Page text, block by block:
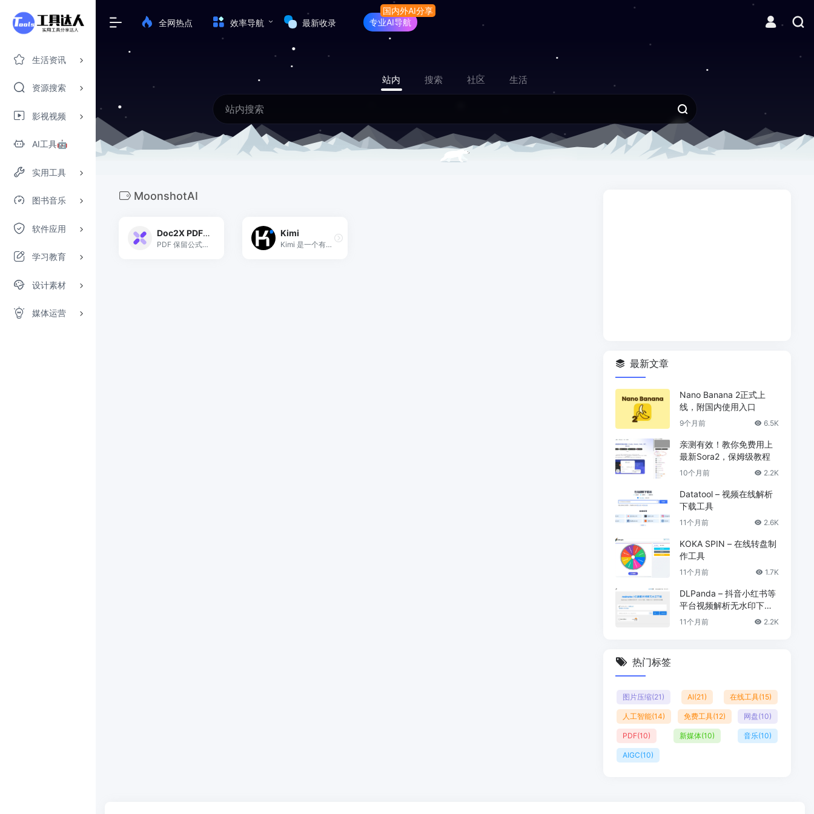
生活资讯
资源搜索
影视视频
AI工具🤖
实用工具
图书音乐
软件应用
学习教育
设计素材
媒体运营
全网热点 效率导航 最新收录 专业AI导航
站内 搜索 社区 生活
MoonshotAI
Doc2X PDF翻译转换识别
PDF 保留公式翻译识别
Kimi
Kimi 是一个有着超大“内存”的智能助手，可以一口气读完二十万字的小说，还会上网冲浪，快来跟他聊聊吧 | Kimi.ai - Moonshot AI 出品的智能助手
最新文章
Nano Banana 2正式上
线，附国内使用入口
9个月前 6.5K
亲测有效！教你免费用上
最新Sora2，保姆级教程
10个月前 2.2K
Datatool – 视频在线解析
下载工具
11个月前 2.6K
KOKA SPIN – 在线转盘制
作工具
11个月前 1.7K
DLPanda – 抖音小红书等
平台视频解析无水印下载
工具
11个月前 2.2K
热门标签
图片压缩(21) AI(21) 在线工具(15)
人工智能(14) 免费工具(12) 网盘(10)
PDF(10) 新媒体(10) 音乐(10)
AIGC(10)